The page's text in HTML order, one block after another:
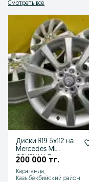
Смотреть все
Диски R19 5x112 на
Mercedes ML
ОРИГИНАЛ
200 000 тг.
Караганда,
Казыбекбийский район